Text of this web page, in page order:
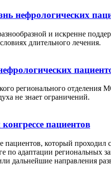
нефрологических
и искренне
длительного лечения.
регионального
не знает ограничений.
пациентов
который проходил
адаптации региональных
направления